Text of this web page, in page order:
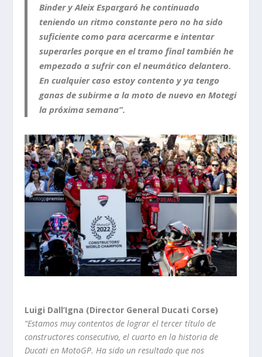
Binder y Aleix Espargaró he continuado
teniendo un ritmo constante pero no ha sido
suficiente como para acercarme e intentar
superarles porque en el tramo final también he
empezado a sufrir con el neumático delantero.
En cualquier caso estoy contento y ya tengo
ganas de subirme a la moto de nuevo en Motegi
la próxima semana”.
Luigi Dall’Igna (Director General Ducati Corse)
“Estamos muy contentos de lograr el tercer título de
constructores consecutivo, el cuarto en la historia de
Ducati en MotoGP. Ha sido un resultado que nos